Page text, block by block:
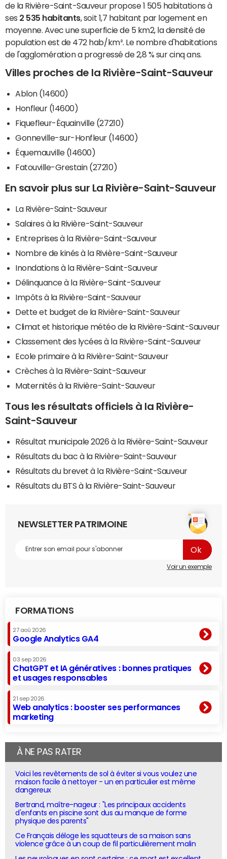
de la Rivière-Saint-Sauveur propose 1 505 habitations à
ses 2 535 habitants, soit 1,7 habitant par logement en
moyenne. Avec une superficie de 5 km2, la densité de
population est de 472 hab/km². Le nombre d'habitations
de l'agglomération a progressé de 2,8 % sur cinq ans.
Villes proches de la Rivière-Saint-Sauveur
Ablon (14600)
Honfleur (14600)
Fiquefleur-Équainville (27210)
Gonneville-sur-Honfleur (14600)
Équemauville (14600)
Fatouville-Grestain (27210)
En savoir plus sur La Rivière-Saint-Sauveur
La Rivière-Saint-Sauveur
Salaires à la Rivière-Saint-Sauveur
Entreprises à la Rivière-Saint-Sauveur
Nombre de kinés à la Rivière-Saint-Sauveur
Inondations à la Rivière-Saint-Sauveur
Délinquance à la Rivière-Saint-Sauveur
Impôts à la Rivière-Saint-Sauveur
Dette et budget de la Rivière-Saint-Sauveur
Climat et historique météo de la Rivière-Saint-Sauveur
Classement des lycées à la Rivière-Saint-Sauveur
Ecole primaire à la Rivière-Saint-Sauveur
Crèches à la Rivière-Saint-Sauveur
Maternités à la Rivière-Saint-Sauveur
Tous les résultats officiels à la Rivière-
Saint-Sauveur
Résultat municipale 2026 à la Rivière-Saint-Sauveur
Résultats du bac à la Rivière-Saint-Sauveur
Résultats du brevet à la Rivière-Saint-Sauveur
Résultats du BTS à la Rivière-Saint-Sauveur
NEWSLETTER PATRIMOINE
Voir un exemple
FORMATIONS
27 aoû 2026
Google Analytics GA4
03 sep 2026
ChatGPT et IA génératives : bonnes pratiques
et usages responsables
21 sep 2026
Web analytics : booster ses performances
marketing
À NE PAS RATER
Voici les revêtements de sol à éviter si vous voulez une
maison facile à nettoyer - un en particulier est même
dangereux
Bertrand, maître-nageur : "Les principaux accidents
d'enfants en piscine sont dus au manque de forme
physique des parents"
Ce Français déloge les squatteurs de sa maison sans
violence grâce à un coup de fil particulièrement malin